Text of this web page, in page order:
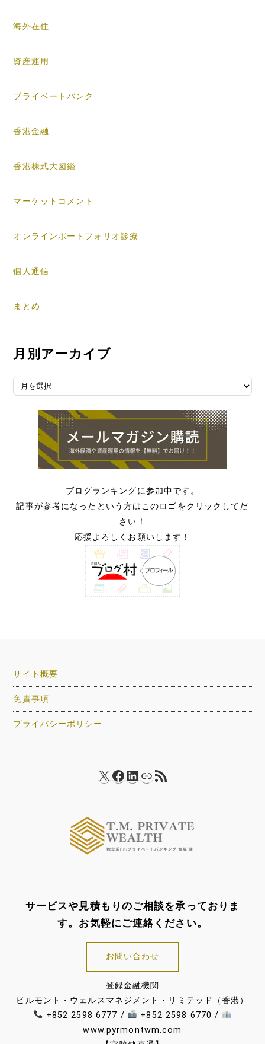
海外在住
資産運用
プライベートバンク
香港金融
香港株式大図鑑
マーケットコメント
オンラインポートフォリオ診療
個人通信
まとめ
月別アーカイブ
月別アーカイブ
ブログランキングに参加中です。
記事が参考になったという方はこのロゴをクリックしてだ
さい！
応援よろしくお願いします！
サイト概要
免責事項
プライバシーポリシー
X Facebook
LinkedIn
リンクRSS フィード
サービスや見積もりのご相談を承っておりま
す。お気軽にご連絡ください。
お問い合わせ
登録金融機関
ピルモント・ウェルスマネジメント・リミテッド（香港）
+852 2598 6777 /
+852 2598 6770 /
www.pyrmontwm.com